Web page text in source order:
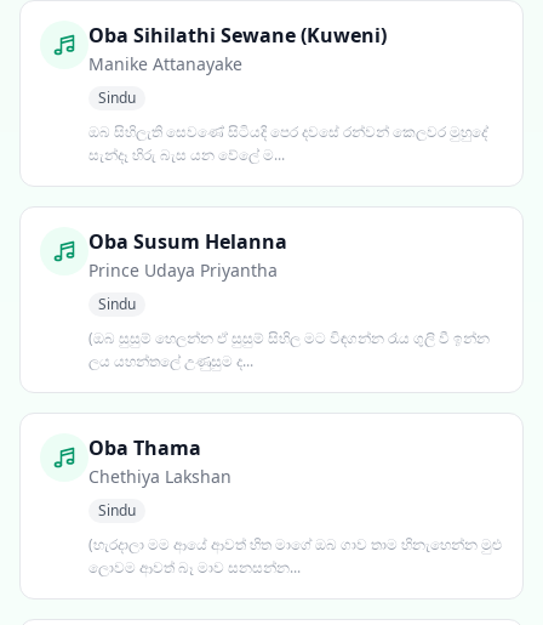
Oba Sihilathi Sewane (Kuweni)
Manike Attanayake
Sindu
ඔබ සිහිලැති සෙවණේ සිටියදි පෙර දවසේ රන්වන් කෙලවර මුහුදේ
සැන්දෑ හිරු බැස යන වේලේ ම...
Oba Susum Helanna
Prince Udaya Priyantha
Sindu
(ඔබ සුසුම් හෙලන්න ඒ සුසුම් සිහිල මට විඳගන්න රෑය ගුලි වී ඉන්න
ලය යහන්තලේ උණුසුම ද...
Oba Thama
Chethiya Lakshan
Sindu
(හැරදාලා මම ආයේ ආවත් හිත මාගේ ඔබ ගාව තාම හිනැහෙන්න මුළු
ලොවම ආවත් බෑ මාව සනසන්න...